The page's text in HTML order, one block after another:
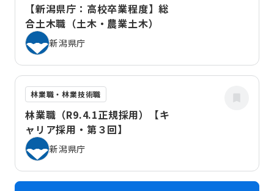
【新潟県庁：高校卒業程度】総
合土木職（土木・農業土木）
新潟県庁
林業職・林業技術職
林業職（R9.4.1正規採用）【キ
ャリア採用・第３回】
新潟県庁